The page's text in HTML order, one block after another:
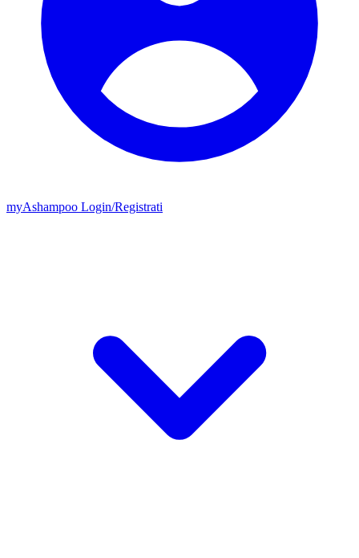
myAshampoo Login/Registrati